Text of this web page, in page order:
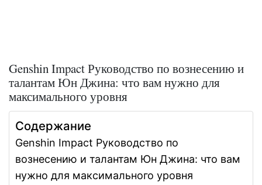
Genshin Impact Руководство по вознесению и
талантам Юн Джина: что вам нужно для
максимального уровня
Содержание
Genshin Impact Руководство по
вознесению и талантам Юн Джина: что вам
нужно для максимального уровня